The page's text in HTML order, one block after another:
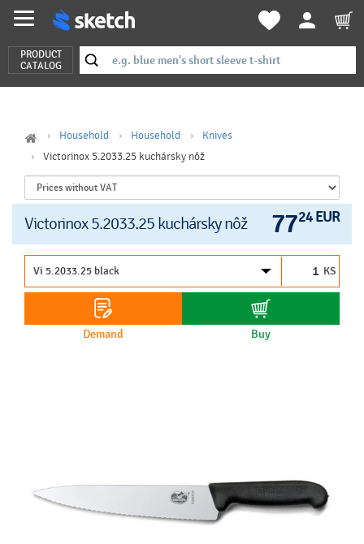
PRODUCT
CATALOG
Household Household
Knives
Victorinox 5.2033.25 kuchársky nôž
Victorinox 5.2033.25 kuchársky nôž 7724 EUR
KS
Demand Buy